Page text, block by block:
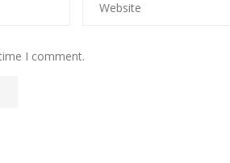
I comment.